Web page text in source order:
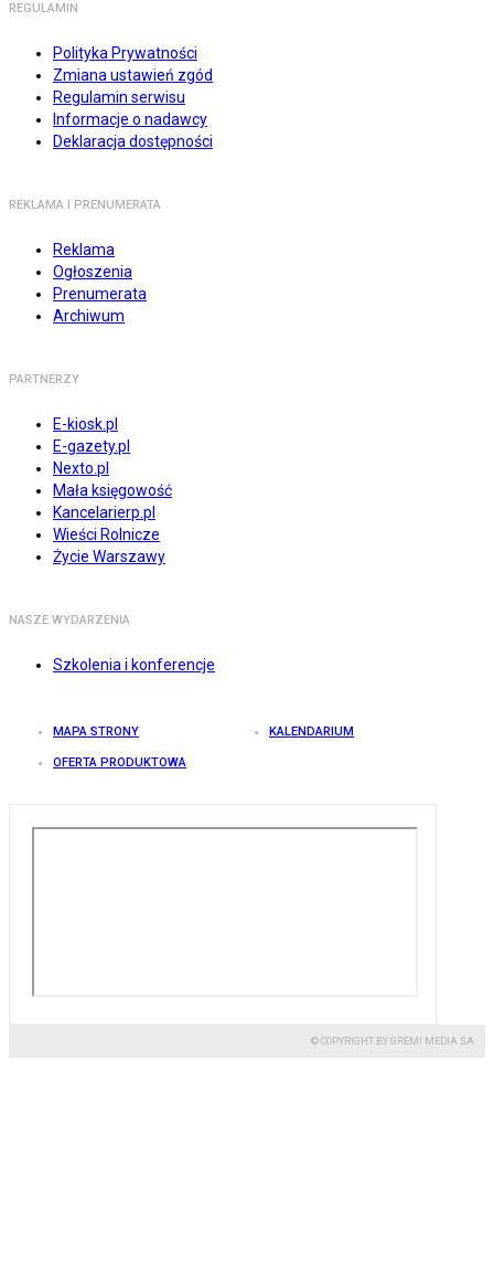
REGULAMIN
Polityka Prywatności
Zmiana ustawień zgód
Regulamin serwisu
Informacje o nadawcy
Deklaracja dostępności
REKLAMA I PRENUMERATA
Reklama
Ogłoszenia
Prenumerata
Archiwum
PARTNERZY
E-kiosk.pl
E-gazety.pl
Nexto.pl
Mała księgowość
Kancelarierp.pl
Wieści Rolnicze
Życie Warszawy
NASZE WYDARZENIA
Szkolenia i konferencje
MAPA STRONY KALENDARIUM
OFERTA PRODUKTOWA
© COPYRIGHT BY GREMI MEDIA SA